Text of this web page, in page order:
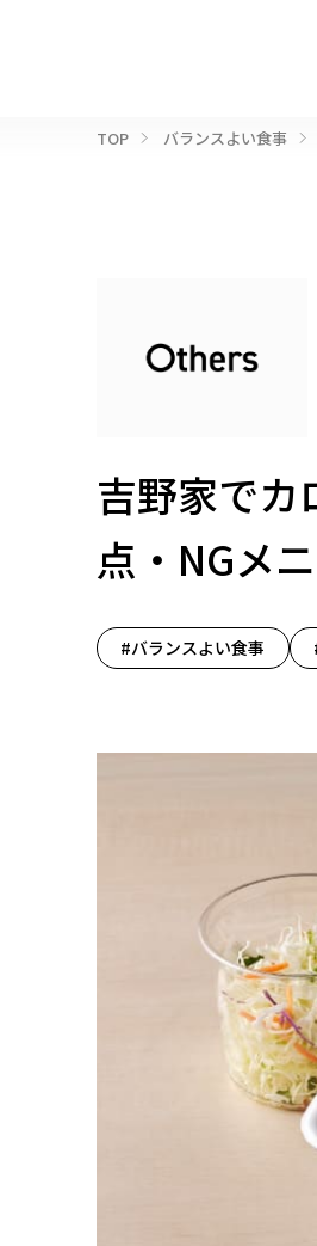
TOP バランスよい食事
吉野家でカ
点・NGメ
#バランスよい食事